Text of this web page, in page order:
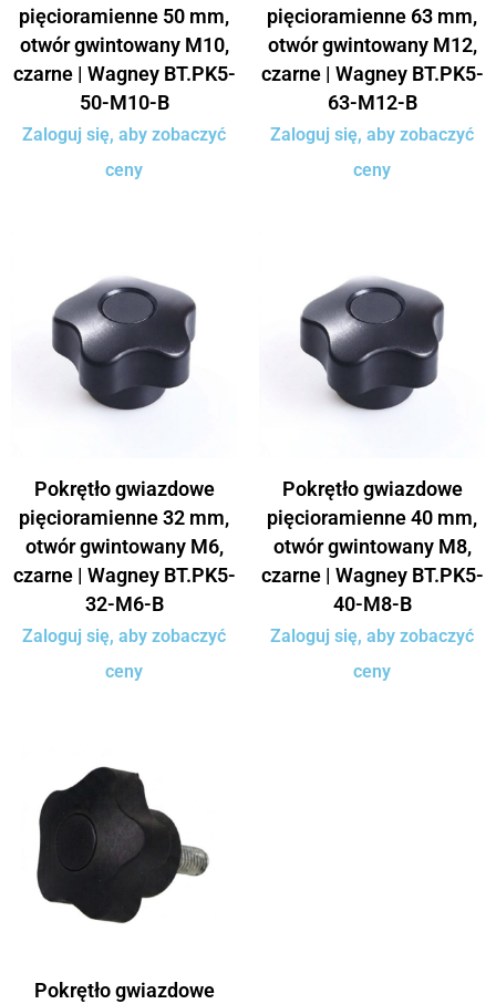
pięcioramienne 50 mm,
otwór gwintowany M10,
czarne | Wagney BT.PK5-
50-M10-B
Zaloguj się, aby zobaczyć
ceny
pięcioramienne 63 mm,
otwór gwintowany M12,
czarne | Wagney BT.PK5-
63-M12-B
Zaloguj się, aby zobaczyć
ceny
Pokrętło gwiazdowe
pięcioramienne 32 mm,
otwór gwintowany M6,
czarne | Wagney BT.PK5-
32-M6-B
Zaloguj się, aby zobaczyć
ceny
Pokrętło gwiazdowe
pięcioramienne 40 mm,
otwór gwintowany M8,
czarne | Wagney BT.PK5-
40-M8-B
Zaloguj się, aby zobaczyć
ceny
Pokrętło gwiazdowe